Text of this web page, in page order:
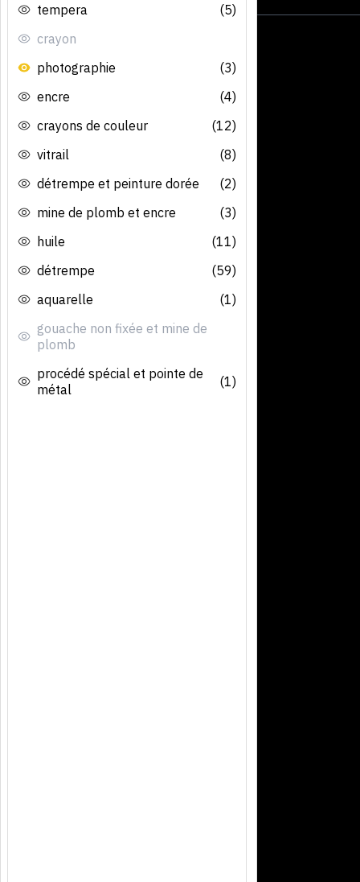
tempera
(5)
crayon
photographie
(3)
encre
(4)
crayons de couleur
(12)
vitrail
(8)
détrempe et peinture dorée
(2)
mine de plomb et encre
(3)
huile
(11)
détrempe
(59)
aquarelle
(1)
gouache non fixée et mine de
plomb
procédé spécial et pointe de
métal
(1)